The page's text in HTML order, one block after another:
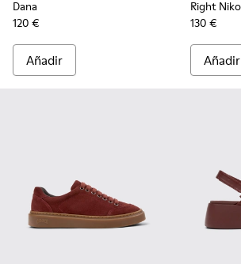
Dana
120 €
Añadir
Right Niko
130 €
Añadir